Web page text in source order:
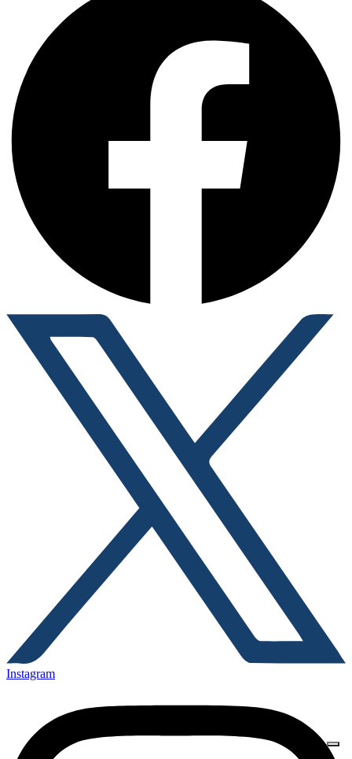
Instagram